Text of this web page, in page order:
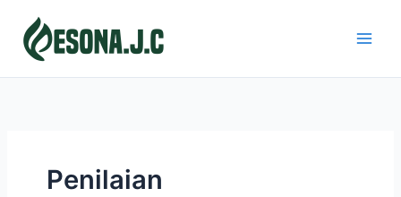
content
Penilaian